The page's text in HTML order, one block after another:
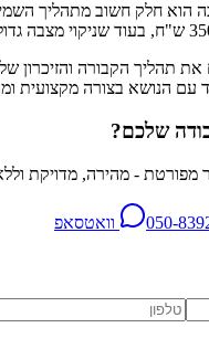
הוא חלק חשוב מתהליך
תהליך הקבורה והזיכרון
עם הנושא בצורה
שלכם?
מפורטת - מהירה, מדויקת
050- וואטסאפ